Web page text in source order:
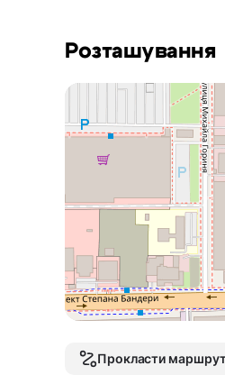
Розташування
Прокласти